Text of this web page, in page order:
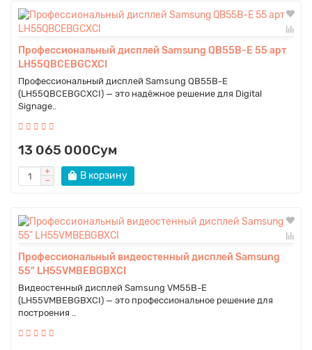
Профессиональный дисплей Samsung QB55B-E 55 арт
LH55QBCEBGCXCI
Профессиональный дисплей Samsung QB55B-E
(LH55QBCEBGCXCI) — это надёжное решение для Digital
Signage..
13 065 000Сум
В корзину
Профессиональный видеостенный дисплей Samsung
55" LH55VMBEBGBXCI
Видеостенный дисплей Samsung VM55B-E
(LH55VMBEBGBXCI) — это профессиональное решение для
построения ..